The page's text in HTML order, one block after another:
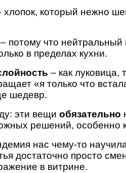
хлопок, который нежно
– потому что
в пределах кухни.
– как луковица,
«я только что
шедевр.
эти вещиобязательно
решений, особенно
нас чему-то
достаточно просто
в витрине.